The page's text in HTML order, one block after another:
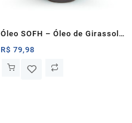
Óleo SOFH – Óleo de Girassol
Ozonizado | Ozonteck
R$ 79,98